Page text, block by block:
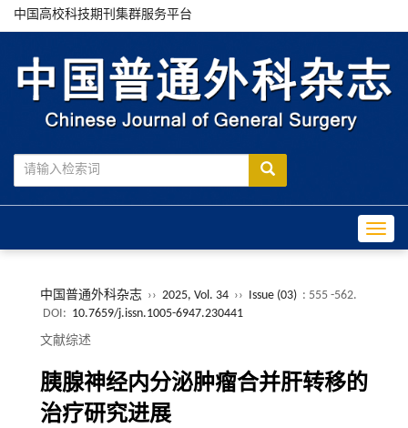
中国高校科技期刊集群服务平台
中国普通外科杂志 ›› 2025, Vol. 34 ›› Issue (03) : 555 -562.
DOI: 10.7659/j.issn.1005-6947.230441
文献综述
胰腺神经内分泌肿瘤合并肝转移的
治疗研究进展